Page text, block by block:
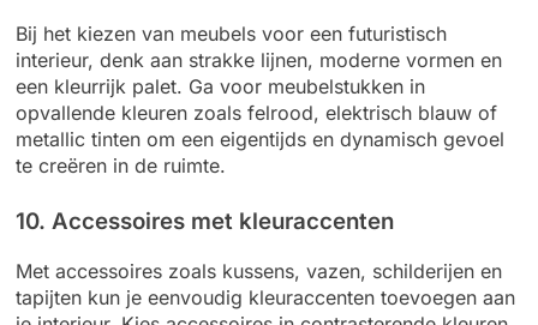
Bij het kiezen van meubels voor een futuristisch
interieur, denk aan strakke lijnen, moderne vormen en
een kleurrijk palet. Ga voor meubelstukken in
opvallende kleuren zoals felrood, elektrisch blauw of
metallic tinten om een eigentijds en dynamisch gevoel
te creëren in de ruimte.
10. Accessoires met kleuraccenten
Met accessoires zoals kussens, vazen, schilderijen en
tapijten kun je eenvoudig kleuraccenten toevoegen aan